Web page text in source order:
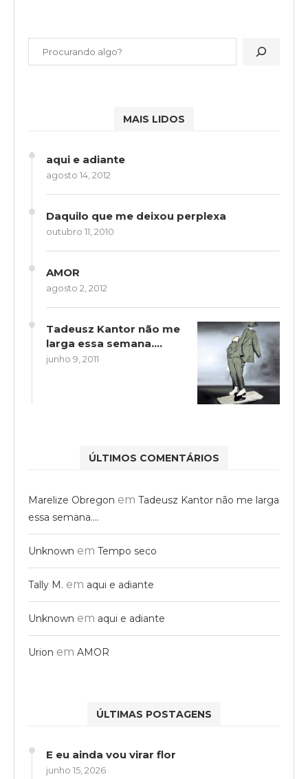
MAIS LIDOS
aqui e adiante
agosto 14, 2012
Daquilo que me deixou perplexa
outubro 11, 2010
AMOR
agosto 2, 2012
Tadeusz Kantor não me
larga essa semana….
junho 9, 2011
ÚLTIMOS COMENTÁRIOS
Marelize Obregon em Tadeusz Kantor não me larga
essa semana….
Unknown em Tempo seco
Tally M. em aqui e adiante
Unknown em aqui e adiante
Urion em AMOR
ÚLTIMAS POSTAGENS
E eu ainda vou virar flor
junho 15, 2026